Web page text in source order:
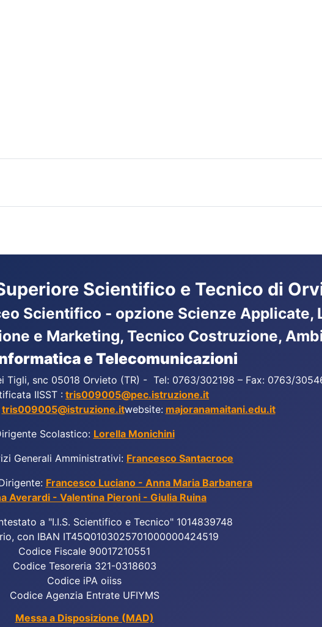
Scientifico e Tecnico di
Scientifico - opzione Scienze Applicate,
e Marketing, Tecnico Costruzione,
e Telecomunicazioni
Tigli, snc 05018 Orvieto (TR) - Tel: 0763/302198 – Fax: 0763/
IISST : tris009005@pec.istruzione.it
tris009005@istruzione.itwebsite: majoranamaitani.edu.it
Scolastico: Lorella Monichini
Generali Amministrativi: Francesco Santacroce
Francesco Luciano - Anna Maria Barbanera
Averardi - Valentina Pieroni - Giulia Ruina
a "I.I.S. Scientifico e Tecnico" 1014839748
con IBAN IT45Q0103025701000000424519
Codice Fiscale 90017210551
Codice Tesoreria 321-0318603
Codice iPA oiiss
Codice Agenzia Entrate UFIYMS
Messa a Disposizione (MAD)